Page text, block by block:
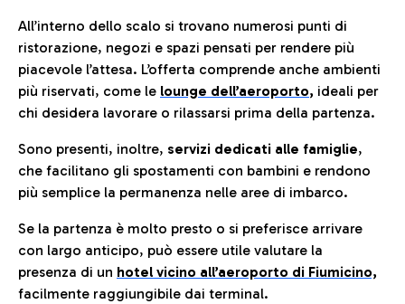
All’interno dello scalo si trovano numerosi punti di
ristorazione, negozi e spazi pensati per rendere più
piacevole l’attesa. L’offerta comprende anche ambienti
più riservati, come le lounge dell’aeroporto, ideali per
chi desidera lavorare o rilassarsi prima della partenza.
Sono presenti, inoltre, servizi dedicati alle famiglie,
che facilitano gli spostamenti con bambini e rendono
più semplice la permanenza nelle aree di imbarco.
Se la partenza è molto presto o si preferisce arrivare
con largo anticipo, può essere utile valutare la
presenza di un hotel vicino all’aeroporto di Fiumicino,
facilmente raggiungibile dai terminal.